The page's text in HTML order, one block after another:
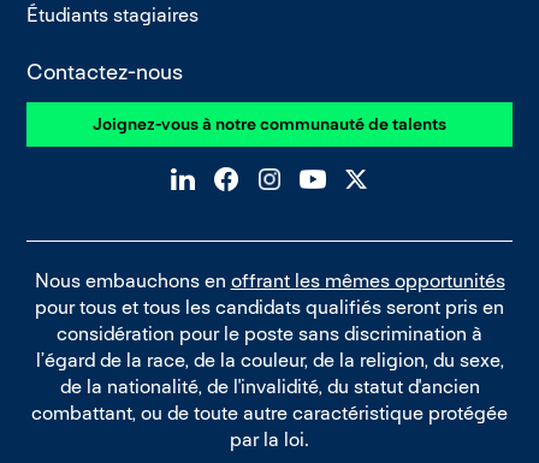
Étudiants stagiaires
Contactez-nous
Joignez-vous à notre communauté de talents
Nous embauchons en offrant les mêmes opportunités
pour tous et tous les candidats qualifiés seront pris en
considération pour le poste sans discrimination à
l’égard de la race, de la couleur, de la religion, du sexe,
de la nationalité, de l'invalidité, du statut d'ancien
combattant, ou de toute autre caractéristique protégée
par la loi.